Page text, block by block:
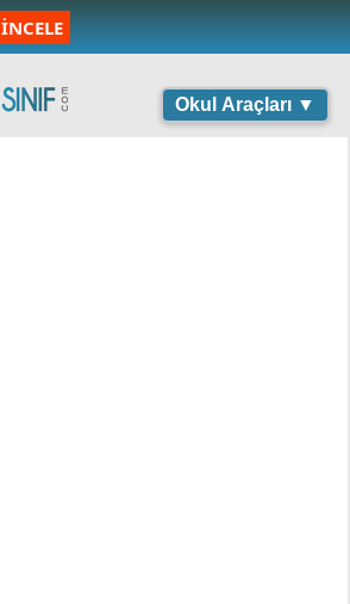
İNCELE
Okul Araçları ▼